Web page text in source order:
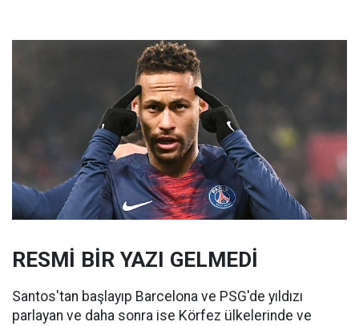
RESMİ BİR YAZI GELMEDİ
Santos'tan başlayıp Barcelona ve PSG'de yıldızı
parlayan ve daha sonra ise Körfez ülkelerinde ve